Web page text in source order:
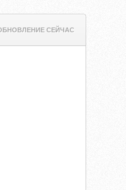
СЕЙЧАС